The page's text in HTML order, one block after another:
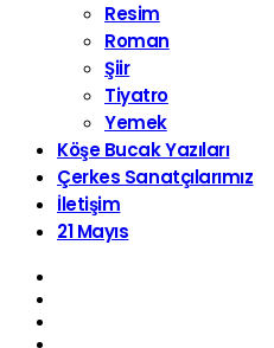
Resim
Roman
Şiir
Tiyatro
Yemek
Köşe Bucak Yazıları
Çerkes Sanatçılarımız
İletişim
21 Mayıs